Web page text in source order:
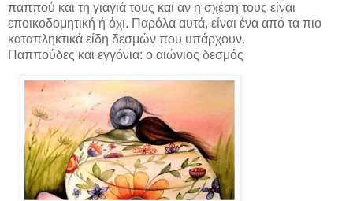
παππού και τη γιαγιά τους και αν η σχέση τους είναι
εποικοδομητική ή όχι. Παρόλα αυτά, είναι ένα από τα πιο
καταπληκτικά είδη δεσμών που υπάρχουν.
Παππούδες και εγγόνια: ο αιώνιος δεσμός